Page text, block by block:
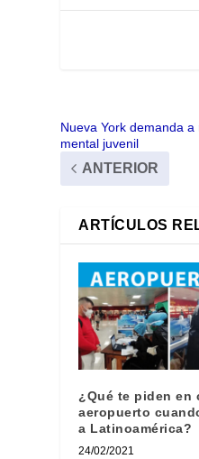
Nueva York demanda
mental juvenil
ANTERIOR
ARTÍCULOS
¿Qué te piden en
aeropuerto
a Latinoamérica?
24/02/2021